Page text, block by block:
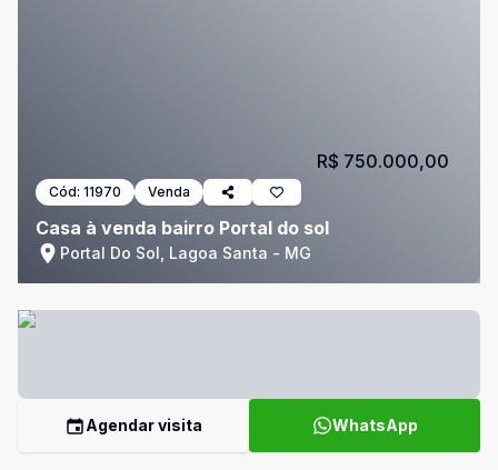
Cód: 11970 Venda
Casa à venda bairro Portal do sol
Portal Do Sol, Lagoa Santa - MG
R$ 750.000,00
Agendar visita WhatsApp